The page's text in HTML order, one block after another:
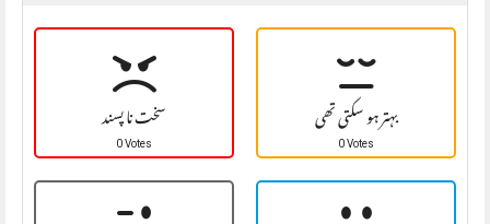
سخت نا پسند
0 Votes بہتر ہو سکتی تھی
0 Votes